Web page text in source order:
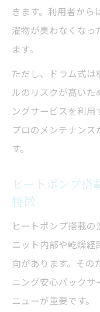
きます。利用者から
濯物が臭わなくな
ます。
ただし、ドラム式
ルのリスクが高い
ングサービスを利
プロのメンテナン
す。
ヒートポンプ搭
特徴
ヒートポンプ搭載
ニット内部や乾燥
向があります。その
ニング安心パックサ
ニューが重要です。